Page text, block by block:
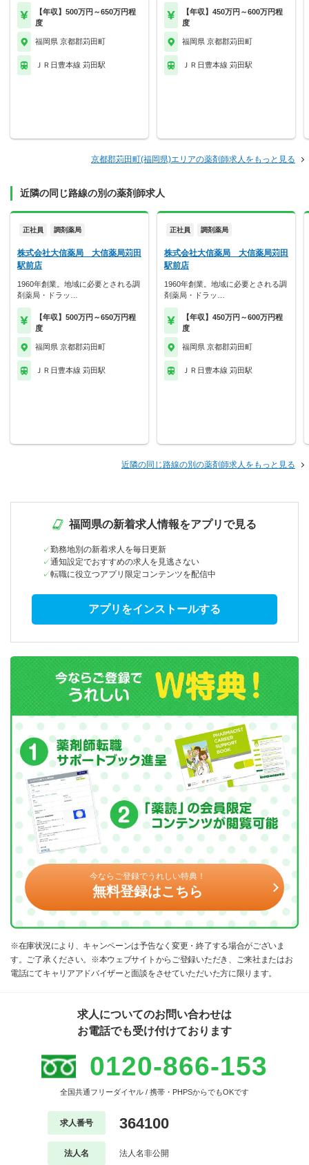
【年収】500万円～650万円程
度
福岡県 京都郡苅田町
ＪＲ日豊本線 苅田駅
【年収】450万円～600万円程
度
福岡県 京都郡苅田町
ＪＲ日豊本線 苅田駅
京都郡苅田町(福岡県)エリアの薬剤師求人をもっと見る
近隣の同じ路線の別の薬剤師求人
正社員 調剤薬局
株式会社大信薬局 大信薬局苅田
駅前店
1960年創業。地域に必要とされる調
剤薬局・ドラッ…
【年収】500万円～650万円程
度
福岡県 京都郡苅田町
ＪＲ日豊本線 苅田駅
正社員 調剤薬局
株式会社大信薬局 大信薬局苅田
駅前店
1960年創業。地域に必要とされる調
剤薬局・ドラッ…
【年収】450万円～600万円程
度
福岡県 京都郡苅田町
ＪＲ日豊本線 苅田駅
近隣の同じ路線の別の薬剤師求人をもっと見る
福岡県の新着求人情報をアプリで見る
勤務地別の新着求人を毎日更新
通知設定でおすすめの求人を見逃さない
転職に役立つアプリ限定コンテンツを配信中
アプリをインストールする
今ならご登録でうれしい特典！
無料登録はこちら
※在庫状況により、キャンペーンは予告なく変更・終了する場合がございま
す。ご了承ください。※本ウェブサイトからご登録いただき、ご来社またはお
電話にてキャリアアドバイザーと面談をさせていただいた方に限ります。
求人についてのお問い合わせは
お電話でも受け付けております
0120-866-153
全国共通フリーダイヤル / 携帯・PHPSからでもOKです
求人番号 364100
法人名 法人名非公開